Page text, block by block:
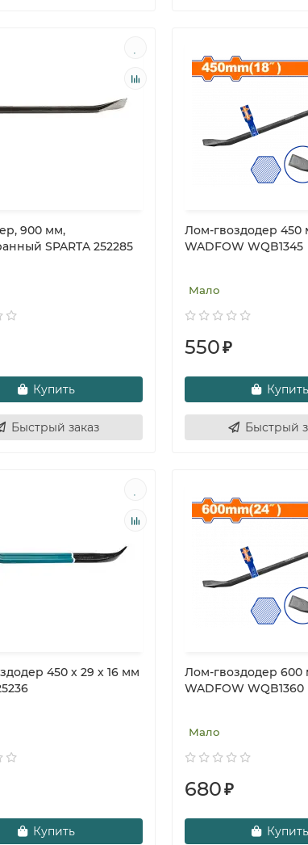
900 мм,
SPARTA 252285
Купить
Быстрый заказ
Лом-гвоздодер 450
WADFOW WQB1345
Мало
550₽
Купить
Быстрый
450 х 29 х 16 мм
Купить
Лом-гвоздодер 600
WADFOW WQB1360
Мало
680₽
Купить